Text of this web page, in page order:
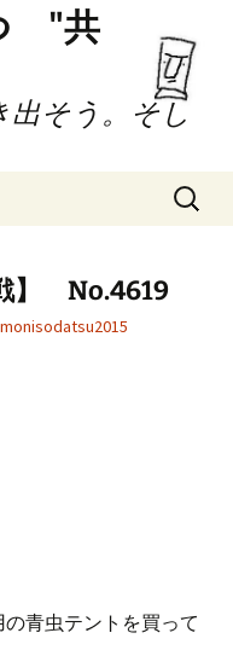
"共
出そう。そし
検
索:
】 No.4619
青虫テントを買って